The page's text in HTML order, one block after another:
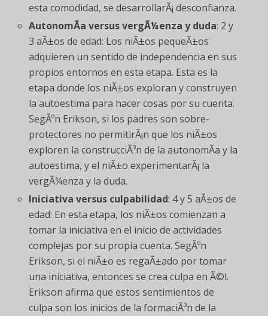
esta comodidad, se desarrollarÃ¡ desconfianza.
AutonomÃ­a versus vergÃ¼enza y duda: 2 y
3 aÃ±os de edad: Los niÃ±os pequeÃ±os
adquieren un sentido de independencia en sus
propios entornos en esta etapa. Esta es la
etapa donde los niÃ±os exploran y construyen
la autoestima para hacer cosas por su cuenta.
SegÃºn Erikson, si los padres son sobre-
protectores no permitirÃ¡n que los niÃ±os
exploren la construcciÃ³n de la autonomÃ­a y la
autoestima, y el niÃ±o experimentarÃ¡ la
vergÃ¼enza y la duda.
Iniciativa versus culpabilidad: 4 y 5 aÃ±os de
edad: En esta etapa, los niÃ±os comienzan a
tomar la iniciativa en el inicio de actividades
complejas por su propia cuenta. SegÃºn
Erikson, si el niÃ±o es regaÃ±ado por tomar
una iniciativa, entonces se crea culpa en Ã©l.
Erikson afirma que estos sentimientos de
culpa son los inicios de la formaciÃ³n de la